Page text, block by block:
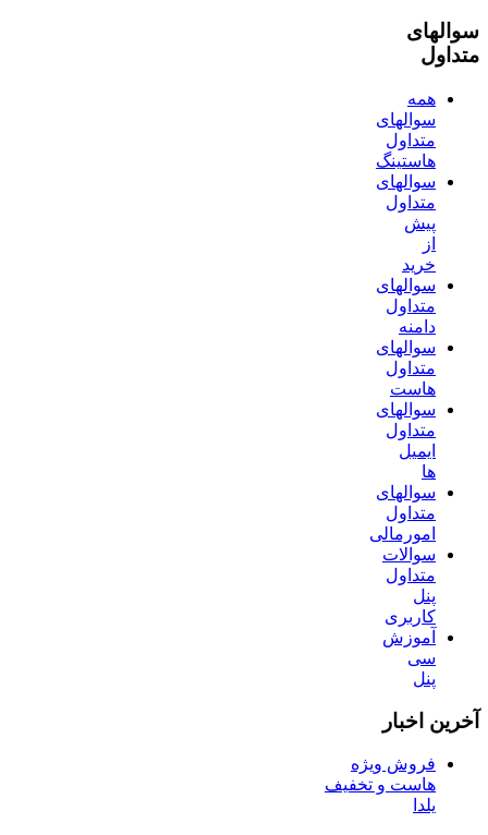
سوالهای
متداول
همه
سوالهای
متداول
هاستینگ
سوالهای
متداول
پیش
از
خرید
سوالهای
متداول
دامنه
سوالهای
متداول
هاست
سوالهای
متداول
ایمیل
ها
سوالهای
متداول
امورمالی
سوالات
متداول
پنل
کاربری
آموزش
سی
پنل
آخرین اخبار
فروش ویژه
هاست و تخفیف
یلدا